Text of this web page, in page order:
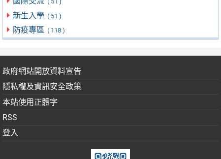
新生入學 ( 51 )
防疫專區 ( 118 )
政府網站開放資料宣告
隱私權及資訊安全政策
本站使用正體字
RSS
登入